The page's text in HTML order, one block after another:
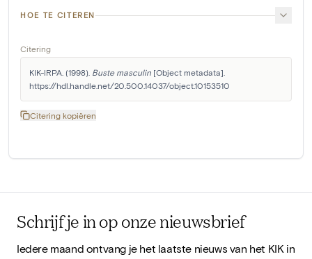
HOE TE CITEREN
Citering
KIK-IRPA. (1998). Buste masculin [Object metadata].
https://hdl.handle.net/20.500.14037/object.10153510
Citering kopiëren
Schrijf je in op onze nieuwsbrief
Iedere maand ontvang je het laatste nieuws van het KIK in